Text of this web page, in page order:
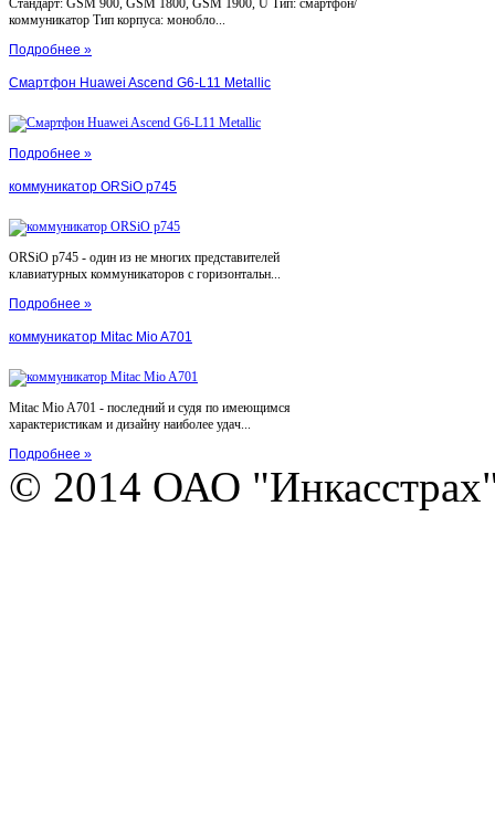
Стандарт: GSM 900, GSM 1800, GSM 1900, U Тип: смартфон/
коммуникатор Тип корпуса: монобло...
Подробнее »
Смартфон Huawei Ascend G6-L11 Metallic
Подробнее »
коммуникатор ORSiO p745
ORSiO p745 - один из не многих представителей
клавиатурных коммуникаторов с горизонтальн...
Подробнее »
коммуникатор Mitac Mio A701
Mitac Mio A701 - последний и судя по имеющимся
характеристикам и дизайну наиболее удач...
Подробнее »
© 2014 ОАО